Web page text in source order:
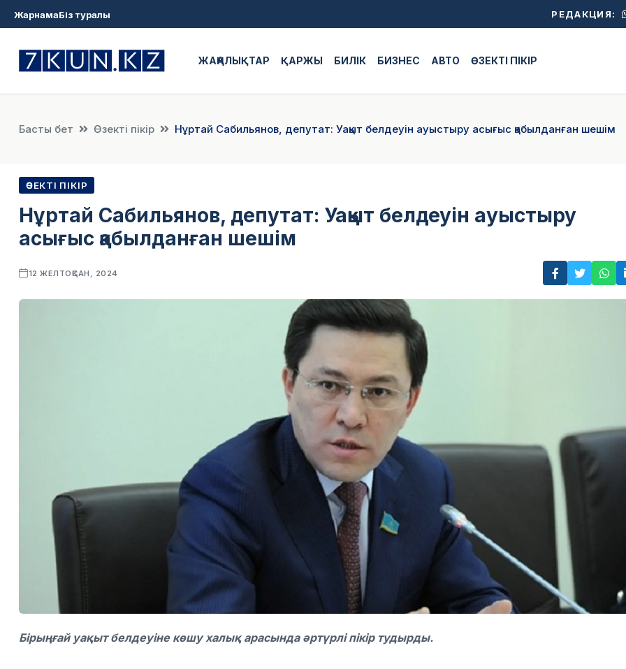
ЖарнамаБіз туралы РЕДАКЦИЯ:
ЖАҢАЛЫҚТАР ҚАРЖЫ БИЛІК БИЗНЕС АВТО ӨЗЕКТІ ПІКІР
Басты бет Өзекті пікір Нұртай Сабильянов, депутат: Уақыт белдеуін ауыстыру асығыс қабылданған шешім
ӨЗЕКТІ ПІКІР
Нұртай Сабильянов, депутат: Уақыт белдеуін ауыстыру
асығыс қабылданған шешім
12 ЖЕЛТОҚСАН, 2024
Бірыңғай уақыт белдеуіне көшу халық арасында әртүрлі пікір тудырды.